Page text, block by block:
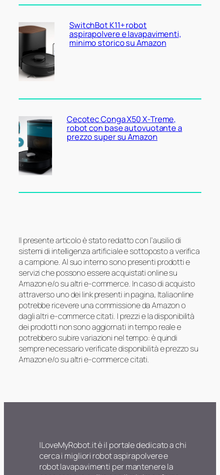
SwitchBot K11+ robot
aspirapolvere e lavapavimenti,
minimo storico su Amazon
Cecotec Conga X50 X-Treme,
robot con base autovuotante a
prezzo super su Amazon
Il presente articolo è stato redatto con l’ausilio di
sistemi di intelligenza artificiale e sottoposto a verifica
a campione. Al suo interno sono presenti prodotti e
servizi che possono essere acquistati online su
Amazon e/o su altri e-commerce. In caso di acquisto
attraverso uno dei link presenti in pagina, Italiaonline
potrebbe ricevere una commissione da Amazon o
dagli altri e-commerce citati. I prezzi e la disponibilità
dei prodotti non sono aggiornati in tempo reale e
potrebbero subire variazioni nel tempo: è quindi
sempre necessario verificate disponibilità e prezzo su
Amazon e/o su altri e-commerce citati.
ILoveMyRobot.it è il portale dedicato a chi
cerca i migliori robot aspirapolvere e
robot lavapavimenti per mantenere la